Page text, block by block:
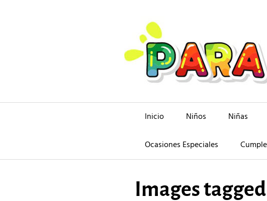
Inicio Niños Niñas
Ocasiones Especiales
Images